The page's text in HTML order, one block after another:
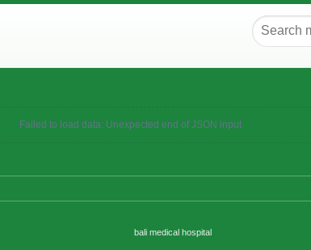
Failed to load data: Unexpected end of JSON input
bali medical hospital